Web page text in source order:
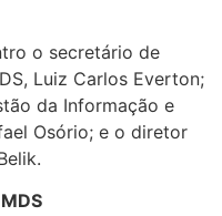
o secretário de
Luiz Carlos Everton;
da Informação e
Osório; e o diretor